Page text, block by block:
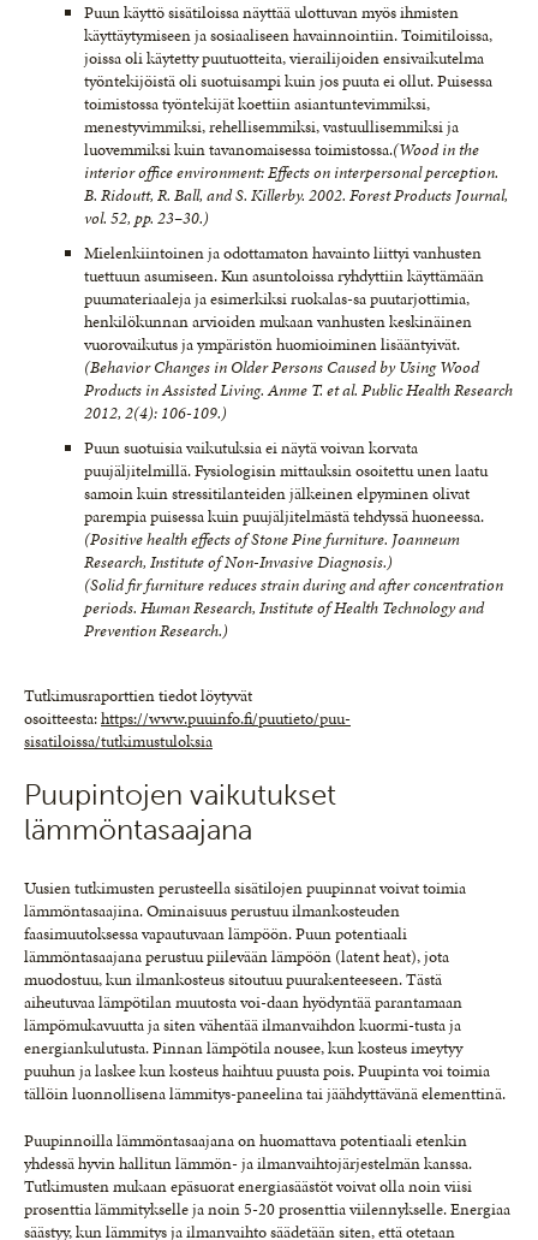
Puun käyttö sisätiloissa näyttää ulottuvan myös ihmisten
käyttäytymiseen ja sosiaaliseen havainnointiin. Toimitiloissa,
joissa oli käytetty puutuotteita, vierailijoiden ensivaikutelma
työntekijöistä oli suotuisampi kuin jos puuta ei ollut. Puisessa
toimistossa työntekijät koettiin asiantuntevimmiksi,
menestyvimmiksi, rehellisemmiksi, vastuullisemmiksi ja
luovemmiksi kuin tavanomaisessa toimistossa.(Wood in the
interior office environment: Effects on interpersonal perception.
B. Ridoutt, R. Ball, and S. Killerby. 2002. Forest Products Journal,
vol. 52, pp. 23–30.)
Mielenkiintoinen ja odottamaton havainto liittyi vanhusten
tuettuun asumiseen. Kun asuntoloissa ryhdyttiin käyttämään
puumateriaaleja ja esimerkiksi ruokalas-sa puutarjottimia,
henkilökunnan arvioiden mukaan vanhusten keskinäinen
vuorovaikutus ja ympäristön huomioiminen lisääntyivät.
(Behavior Changes in Older Persons Caused by Using Wood
Products in Assisted Living. Anme T. et al. Public Health Research
2012, 2(4): 106-109.)
Puun suotuisia vaikutuksia ei näytä voivan korvata
puujäljitelmillä. Fysiologisin mittauksin osoitettu unen laatu
samoin kuin stressitilanteiden jälkeinen elpyminen olivat
parempia puisessa kuin puujäljitelmästä tehdyssä huoneessa.
(Positive health effects of Stone Pine furniture. Joanneum
Research, Institute of Non-Invasive Diagnosis.)
(Solid fir furniture reduces strain during and after concentration
periods. Human Research, Institute of Health Technology and
Prevention Research.)
Tutkimusraporttien tiedot löytyvät
osoitteesta:https://www.puuinfo.fi/puutieto/puu-
sisatiloissa/tutkimustuloksia
Puupintojen vaikutukset
lämmöntasaajana
Uusien tutkimusten perusteella sisätilojen puupinnat voivat toimia
lämmöntasaajina. Ominaisuus perustuu ilmankosteuden
faasimuutoksessa vapautuvaan lämpöön. Puun potentiaali
lämmöntasaajana perustuu piilevään lämpöön (latent heat), jota
muodostuu, kun ilmankosteus sitoutuu puurakenteeseen. Tästä
aiheutuvaa lämpötilan muutosta voi-daan hyödyntää parantamaan
lämpömukavuutta ja siten vähentää ilmanvaihdon kuormi-tusta ja
energiankulutusta. Pinnan lämpötila nousee, kun kosteus imeytyy
puuhun ja laskee kun kosteus haihtuu puusta pois. Puupinta voi toimia
tällöin luonnollisena lämmitys-paneelina tai jäähdyttävänä elementtinä.
Puupinnoilla lämmöntasaajana on huomattava potentiaali etenkin
yhdessä hyvin hallitun lämmön- ja ilmanvaihtojärjestelmän kanssa.
Tutkimusten mukaan epäsuorat energiasäästöt voivat olla noin viisi
prosenttia lämmitykselle ja noin 5-20 prosenttia viilennykselle. Energiaa
säästyy, kun lämmitys ja ilmanvaihto säädetään siten, että otetaan